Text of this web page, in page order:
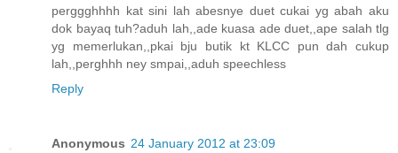
perggghhhh kat sini lah abesnye duet cukai yg abah aku
dok bayaq tuh?aduh lah,,ade kuasa ade duet,,ape salah tlg
yg memerlukan,,pkai bju butik kt KLCC pun dah cukup
lah,,perghhh ney smpai,,aduh speechless
Reply
Anonymous 24 January 2012 at 23:09